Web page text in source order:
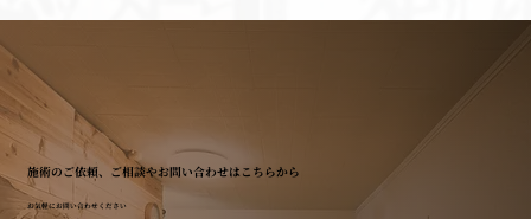
柴胡桂枝湯（さいこけいしとう）/漢方
施術のご依頼、ご相談やお問い合わせはこちらから
お気軽にお問い合わせください